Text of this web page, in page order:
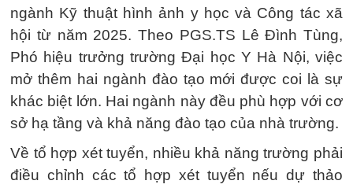
ngành Kỹ thuật hình ảnh y học và Công tác xã
hội từ năm 2025. Theo PGS.TS Lê Đình Tùng,
Phó hiệu trưởng trường Đại học Y Hà Nội, việc
mở thêm hai ngành đào tạo mới được coi là sự
khác biệt lớn. Hai ngành này đều phù hợp với cơ
sở hạ tầng và khả năng đào tạo của nhà trường.
Về tổ hợp xét tuyển, nhiều khả năng trường phải
điều chỉnh các tổ hợp xét tuyển nếu dự thảo